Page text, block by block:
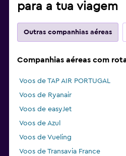
para a tua viagem
Outras companhias aéreas
Companhias aéreas com
Voos de TAP AIR PORTUGAL
Voos de Ryanair
Voos de easyJet
Voos de Azul
Voos de Vueling
Voos de Transavia France